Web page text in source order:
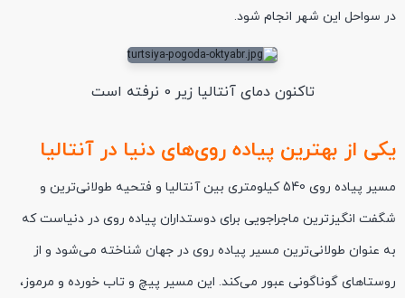
در سواحل این شهر انجام شود.
تاکنون دمای آنتالیا زیر 0 نرفته است
یکی از بهترین پیاده روی‌های دنیا در آنتالیا
مسیر پیاده روی 540 کیلومتری بین آنتالیا و فتحیه طولانی‌ترین و
شگفت‌ انگیزترین ماجراجویی برای دوستداران پیاده روی در دنیاست که
به عنوان طولانی‌ترین مسیر پیاده روی در جهان شناخته می‌شود و از
روستاهای گوناگونی عبور می‌کند. این مسیر پیچ و تاب خورده و مرموز،